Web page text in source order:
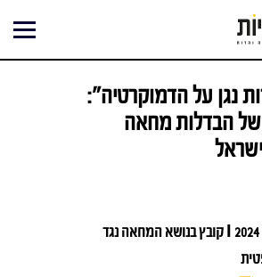
נגן על הדמוקרטיה":
של הבדלות מחאה
גיליון 5 I פברואר 2024 I קובץ בנושא המחאה נגד